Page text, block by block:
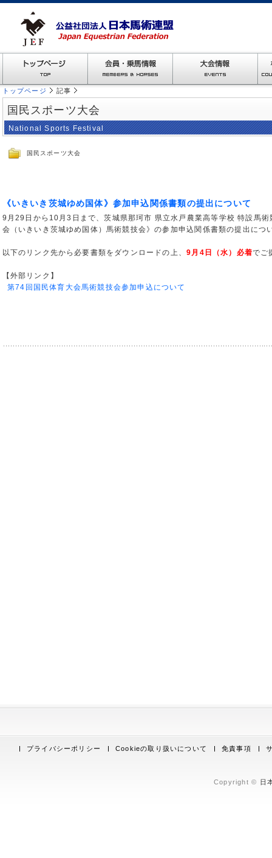
トップページ 記事
国民スポーツ大会
National Sports Festival
国民スポーツ大会
《いきいき茨城ゆめ国体》参加申込関係書類の提出について
9月29日から10月3日まで、茨城県那珂市 県立水戸農業高等学校 特設馬
会（いきいき茨城ゆめ国体）馬術競技会》の参加申込関係書類の提出につ
以下のリンク先から必要書類をダウンロードの上、9月4日（水）必着でご
【外部リンク】
第74回国民体育大会馬術競技会参加申込について
プライバシーポリシー Cookieの取り扱いについて 免責事項
Copyright © 日